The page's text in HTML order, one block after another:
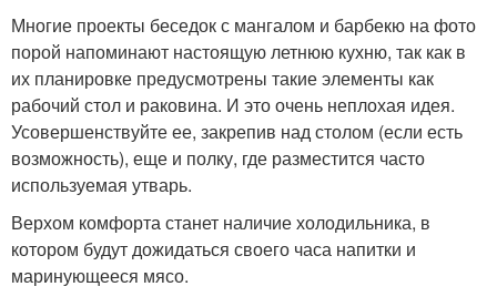
Многие проекты беседок с мангалом и барбекю на фото
порой напоминают настоящую летнюю кухню, так как в
их планировке предусмотрены такие элементы как
рабочий стол и раковина. И это очень неплохая идея.
Усовершенствуйте ее, закрепив над столом (если есть
возможность), еще и полку, где разместится часто
используемая утварь.
Верхом комфорта станет наличие холодильника, в
котором будут дожидаться своего часа напитки и
маринующееся мясо.